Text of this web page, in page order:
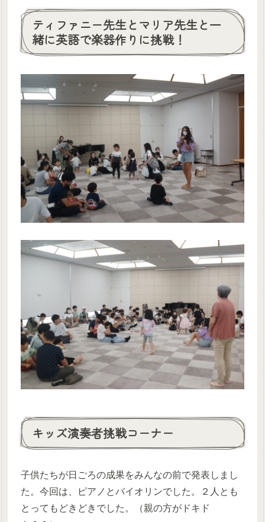
ティファニー先生とマリア先生と一
緒に英語で楽器作りに挑戦！
キッズ演奏者挑戦コーナー
子供たちが日ごろの成果をみんなの前で発表しまし
た。今回は、ピアノとバイオリンでした。２人とも
とってもどきどきでした。（親の方がドキド